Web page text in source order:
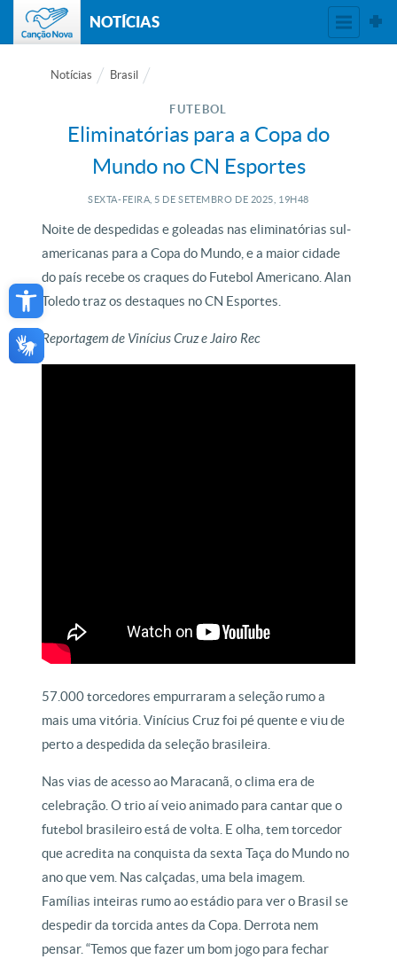
Open toolbar
NOTÍCIAS
Notícias Brasil
FUTEBOL
Eliminatórias para a Copa do
Mundo no CN Esportes
SEXTA-FEIRA, 5 DE SETEMBRO DE 2025, 19H48
Noite de despedidas e goleadas nas eliminatórias sul-
americanas para a Copa do Mundo, e a maior cidade
do país recebe os craques do Futebol Americano. Alan
Toledo traz os destaques no CN Esportes.
Reportagem de Vinícius Cruz e Jairo Rec
57.000 torcedores empurraram a seleção rumo a
mais uma vitória. Vinícius Cruz foi pé quente e viu de
perto a despedida da seleção brasileira.
Nas vias de acesso ao Maracanã, o clima era de
celebração. O trio aí veio animado para cantar que o
futebol brasileiro está de volta. E olha, tem torcedor
que acredita na conquista da sexta Taça do Mundo no
ano que vem. Nas calçadas, uma bela imagem.
Famílias inteiras rumo ao estádio para ver o Brasil se
despedir da torcida antes da Copa. Derrota nem
pensar. “Temos que fazer um bom jogo para fechar